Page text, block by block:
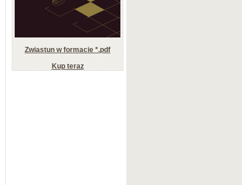
Zwiastun w formacie *.pdf
Kup teraz